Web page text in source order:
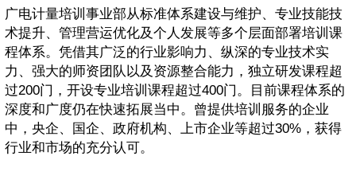
广电计量培训事业部从标准体系建设与维护、专业技能技
术提升、管理营运优化及个人发展等多个层面部署培训课
程体系。凭借其广泛的行业影响力、纵深的专业技术实
力、强大的师资团队以及资源整合能力，独立研发课程超
过200门，开设专业培训课程超过400门。目前课程体系的
深度和广度仍在快速拓展当中。曾提供培训服务的企业
中，央企、国企、政府机构、上市企业等超过30%，获得
行业和市场的充分认可。